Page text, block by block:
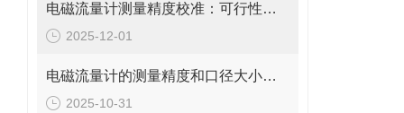
电磁流量计测量精度校准：可行性、方法与实操指南
2025-12-01
电磁流量计的测量精度和口径大小的关系是什么?
2025-10-31